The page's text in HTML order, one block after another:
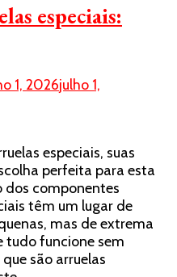
especiais:
1, 2026julho 1,
especiais, suas
perfeita para esta
componentes
têm um lugar de
mas de extrema
funcione sem
são arruelas